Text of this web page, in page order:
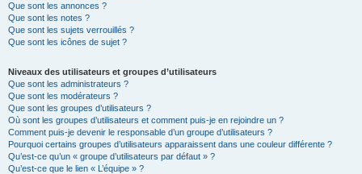
Que sont les annonces ?
Que sont les notes ?
Que sont les sujets verrouillés ?
Que sont les icônes de sujet ?
Niveaux des utilisateurs et groupes d’utilisateurs
Que sont les administrateurs ?
Que sont les modérateurs ?
Que sont les groupes d’utilisateurs ?
Où sont les groupes d’utilisateurs et comment puis-je en rejoindre un ?
Comment puis-je devenir le responsable d’un groupe d’utilisateurs ?
Pourquoi certains groupes d’utilisateurs apparaissent dans une couleur différente ?
Qu’est-ce qu’un « groupe d’utilisateurs par défaut » ?
Qu’est-ce que le lien « L’équipe » ?